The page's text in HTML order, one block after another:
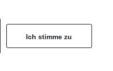
Ich stimme zu
und Ein­